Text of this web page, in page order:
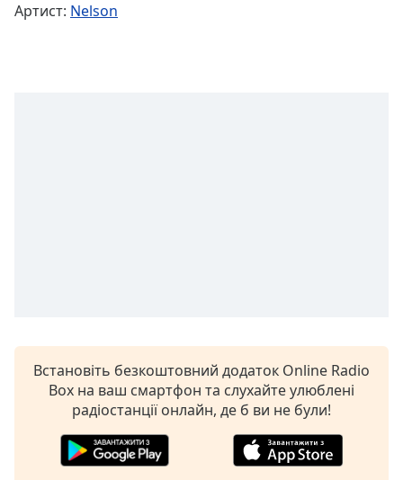
Time-
subtitles
settings,
opens
subtitles
settings
dialog
Артист: Nelson
Встановіть безкоштовний додаток Online Radio
Box на ваш смартфон та слухайте улюблені
радіостанції онлайн, де б ви не були!